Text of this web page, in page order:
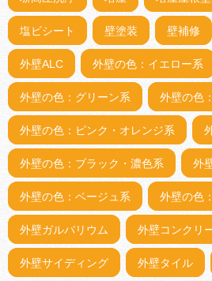
塩ビシート 壁塗装 壁補修
外壁ALC 外壁の色：イエロー系
外壁の色：グリーン系 外壁の色
外壁の色：ピンク・オレンジ系
外壁の色：ブラック・濃色系 外
外壁の色：ベージュ系 外壁の色
外壁ガルバリウム 外壁コンクリ
外壁サイディング 外壁タイル